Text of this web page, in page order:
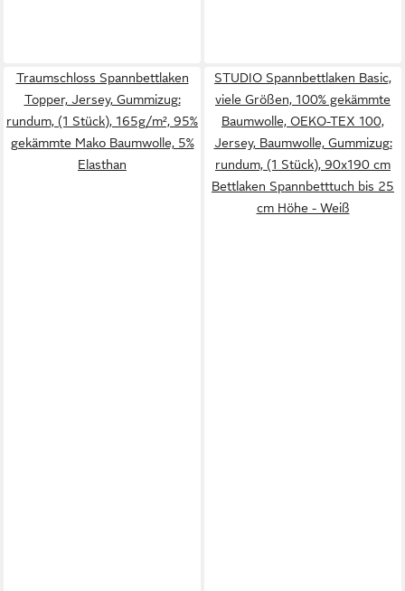
Traumschloss Spannbettlaken
Topper, Jersey, Gummizug:
rundum, (1 Stück), 165g/m², 95%
gekämmte Mako Baumwolle, 5%
Elasthan
STUDIO Spannbettlaken Basic,
viele Größen, 100% gekämmte
Baumwolle, OEKO-TEX 100,
Jersey, Baumwolle, Gummizug:
rundum, (1 Stück), 90x190 cm
Bettlaken Spannbetttuch bis 25
cm Höhe - Weiß